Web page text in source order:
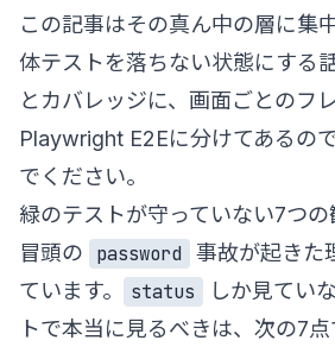
この記事はその真ん中の層に集
体テストを落ちない状態にする
とカバレッジに、画面ごとのフ
Playwright E2Eに分けてあるの
でください。
緑のテストが守っていない7つの
冒頭の
password
事故が起きた
ています。
status
しか見てい
トで本当に見るべきは、次の7点